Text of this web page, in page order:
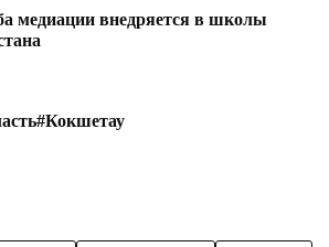
медиации внедряется в школы
#Кокшетау